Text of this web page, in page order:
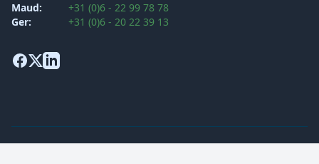
Maud:
+31 (0)6 - 22 99 78 78
Ger:
+31 (0)6 - 20 22 39 13